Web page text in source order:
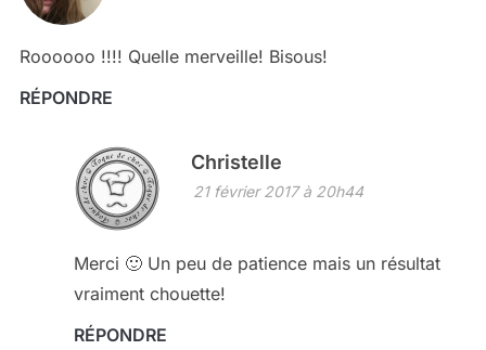
Roooooo !!!! Quelle merveille! Bisous!
RÉPONDRE
Christelle
21 février 2017 à 20h44
Merci 🙂 Un peu de patience mais un résultat
vraiment chouette!
RÉPONDRE